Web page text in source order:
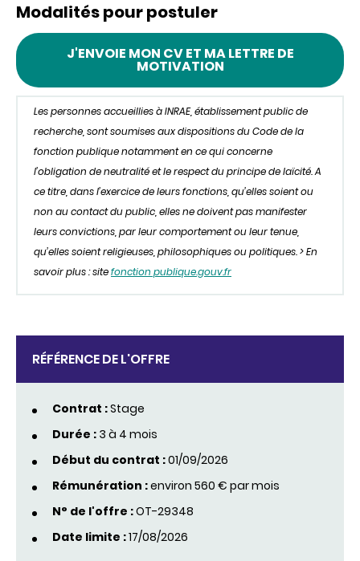
Modalités pour postuler
J'ENVOIE MON CV ET MA LETTRE DE
MOTIVATION
Les personnes accueillies à INRAE, établissement public de
recherche, sont soumises aux dispositions du Code de la
fonction publique notamment en ce qui concerne
l’obligation de neutralité et le respect du principe de laïcité. A
ce titre, dans l’exercice de leurs fonctions, qu’elles soient ou
non au contact du public, elles ne doivent pas manifester
leurs convictions, par leur comportement ou leur tenue,
qu’elles soient religieuses, philosophiques ou politiques. > En
savoir plus : sitefonction publique.gouv.fr
RÉFÉRENCE DE L'OFFRE
Contrat :Stage
Durée : 3 à 4 mois
Début du contrat :01/09/2026
Rémunération :environ 560 € par mois
N° de l'offre :OT-29348
Date limite :17/08/2026